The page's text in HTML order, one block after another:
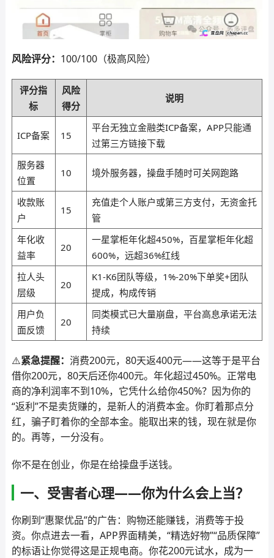
风险评分： 100/100（极高风险）
评分指
标
风险
得分
说明
ICP备案 15
平台无独立金融类ICP备案，APP只能通
过第三方链接下载
服务器
位置
10 境外服务器，操盘手随时可关网跑路
收款账
户
15
充值走个人账户或第三方支付，无资金托
管
年化收
益率
20
一星掌柜年化超450%，百星掌柜年化超
600%，远超36%红线
拉人头
层级
20
K1-K6团队等级，1%-20%下单奖+团队
提成，构成传销
用户负
面反馈
20
同类模式已大量崩盘，平台高息承诺无法
持续
⚠️紧急提醒： 消费200元，80天返400元——这等于是平台
借你200元，80天后还你400元。年化超过450%。正常电
商的净利润率不到10%，它凭什么给你450%？因为你的
“返利”不是卖货赚的，是新人的消费本金。你盯着那点分
红，骗子盯着你的全部本金。能取出来的钱，现在就是你
的。再等，一分没有。
你不是在创业，你是在给操盘手送钱。
一、受害者心理——你为什么会上当？
你刷到“惠聚优品”的广告：购物还能赚钱，消费等于投
资。你点进去一看，APP界面精美，“精选好物”“品质保障”
的标语让你觉得这是正规电商。你花200元试水，成为一